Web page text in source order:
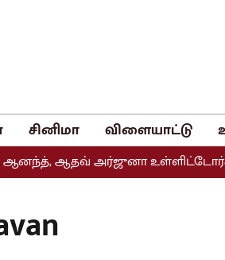
சினிமா விளையாட்டு
ஆதவ் அர்ஜுனா உள்ளிட்டோர்க்கு